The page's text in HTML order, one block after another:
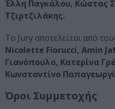
Έλλη Παγκάλου, Κώστας
Τζιρτζιλάκης.
Το Jury αποτελείται από
Nicolette Fiorucci, Amin
Γιανόπουλο, Κατερίνα
Κωνσταντίνο
Όροι Συμμετοχής